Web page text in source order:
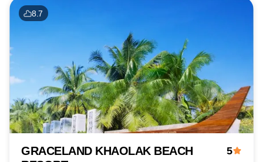
8.7
GRACELAND KHAOLAK BEACH
5